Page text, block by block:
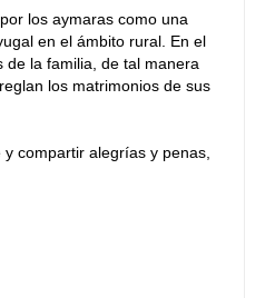
los aymaras como una
en el ámbito rural. En el
de la familia, de tal manera
los matrimonios de sus
y compartir alegrías y penas,